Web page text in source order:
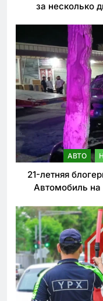
за несколько
АВТО
21-летняя
Автомобиль на